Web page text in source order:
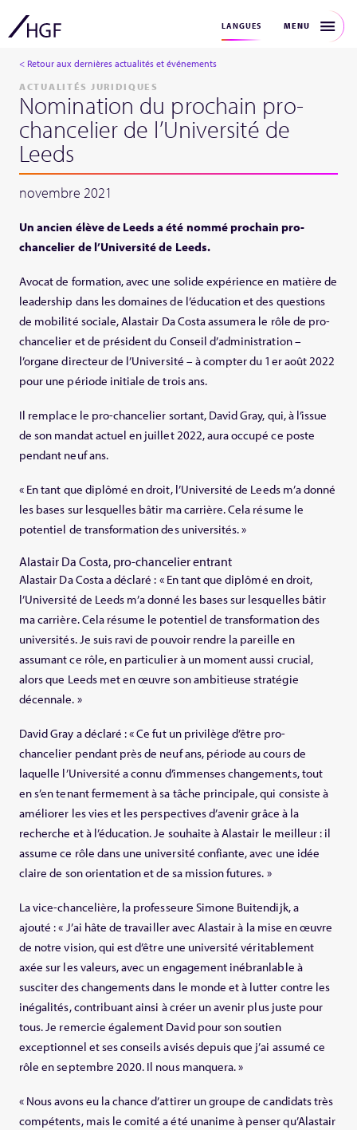
LANGUES MENU
< Retour aux dernières actualités et événements
ACTUALITÉS JURIDIQUES
Nomination du prochain pro-
chancelier de l’Université de
Leeds
novembre 2021
Un ancien élève de Leeds a été nommé prochain pro-
chancelier de l’Université de Leeds.
Avocat de formation, avec une solide expérience en matière de
leadership dans les domaines de l’éducation et des questions
de mobilité sociale, Alastair Da Costa assumera le rôle de pro-
chancelier et de président du Conseil d’administration –
l’organe directeur de l’Université – à compter du 1er août 2022
pour une période initiale de trois ans.
Il remplace le pro-chancelier sortant, David Gray, qui, à l’issue
de son mandat actuel en juillet 2022, aura occupé ce poste
pendant neuf ans.
« En tant que diplômé en droit, l’Université de Leeds m’a donné
les bases sur lesquelles bâtir ma carrière. Cela résume le
potentiel de transformation des universités. »
Alastair Da Costa, pro-chancelier entrant
Alastair Da Costa a déclaré : « En tant que diplômé en droit,
l’Université de Leeds m’a donné les bases sur lesquelles bâtir
ma carrière. Cela résume le potentiel de transformation des
universités. Je suis ravi de pouvoir rendre la pareille en
assumant ce rôle, en particulier à un moment aussi crucial,
alors que Leeds met en œuvre son ambitieuse stratégie
décennale. »
David Gray a déclaré : « Ce fut un privilège d’être pro-
chancelier pendant près de neuf ans, période au cours de
laquelle l’Université a connu d’immenses changements, tout
en s’en tenant fermement à sa tâche principale, qui consiste à
améliorer les vies et les perspectives d’avenir grâce à la
recherche et à l’éducation. Je souhaite à Alastair le meilleur : il
assume ce rôle dans une université confiante, avec une idée
claire de son orientation et de sa mission futures. »
La vice-chancelière, la professeure Simone Buitendijk, a
ajouté : « J’ai hâte de travailler avec Alastair à la mise en œuvre
de notre vision, qui est d’être une université véritablement
axée sur les valeurs, avec un engagement inébranlable à
susciter des changements dans le monde et à lutter contre les
inégalités, contribuant ainsi à créer un avenir plus juste pour
tous. Je remercie également David pour son soutien
exceptionnel et ses conseils avisés depuis que j’ai assumé ce
rôle en septembre 2020. Il nous manquera. »
« Nous avons eu la chance d’attirer un groupe de candidats très
compétents, mais le comité a été unanime à penser qu’Alastair